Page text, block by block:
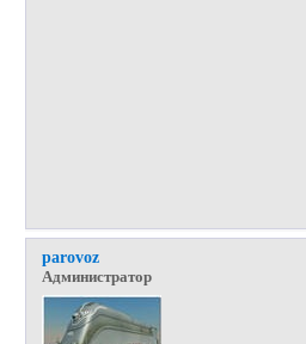
parovoz
Администратор